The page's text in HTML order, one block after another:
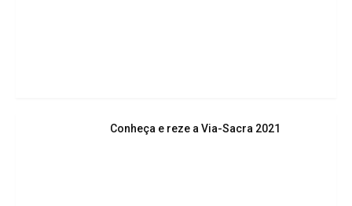
Conheça e reze a Via-Sacra 2021